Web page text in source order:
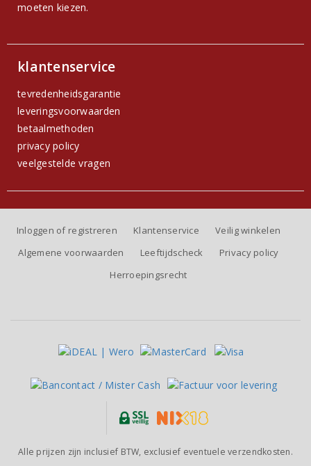
moeten kiezen.
klantenservice
tevredenheidsgarantie
leveringsvoorwaarden
betaalmethoden
privacy policy
veelgestelde vragen
Inloggen of registreren Klantenservice
Veilig winkelen
Algemene voorwaarden
Leeftijdscheck
Privacy policy
Herroepingsrecht
Alle prijzen zijn inclusief BTW, exclusief eventuele verzendkosten.